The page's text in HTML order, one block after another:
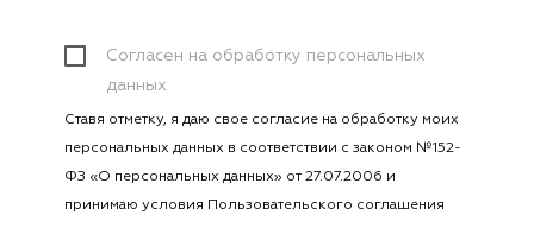
Согласен на обработку персональных
данных
Ставя отметку, я даю свое согласие на обработку моих
персональных данных в соответствии с законом №152-
ФЗ «О персональных данных» от 27.07.2006 и
принимаю условия Пользовательского соглашения